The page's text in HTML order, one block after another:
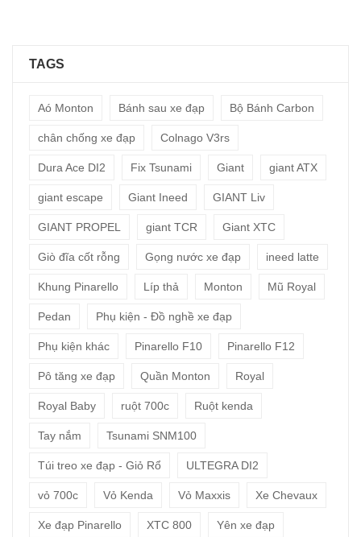
TAGS
Aó Monton Bánh sau xe đạp Bộ Bánh Carbon
chân chống xe đạp Colnago V3rs
Dura Ace DI2 Fix Tsunami Giant giant ATX
giant escape Giant Ineed GIANT Liv
GIANT PROPEL giant TCR Giant XTC
Giò đĩa cốt rỗng Gọng nước xe đạp ineed latte
Khung Pinarello Líp thả Monton Mũ Royal
Pedan Phụ kiện - Đồ nghề xe đạp
Phụ kiện khác Pinarello F10 Pinarello F12
Pô tăng xe đạp Quần Monton Royal
Royal Baby ruột 700c Ruột kenda
Tay nắm Tsunami SNM100
Túi treo xe đạp - Giỏ Rổ ULTEGRA DI2
vỏ 700c Vỏ Kenda Vỏ Maxxis Xe Chevaux
Xe đạp Pinarello XTC 800 Yên xe đạp